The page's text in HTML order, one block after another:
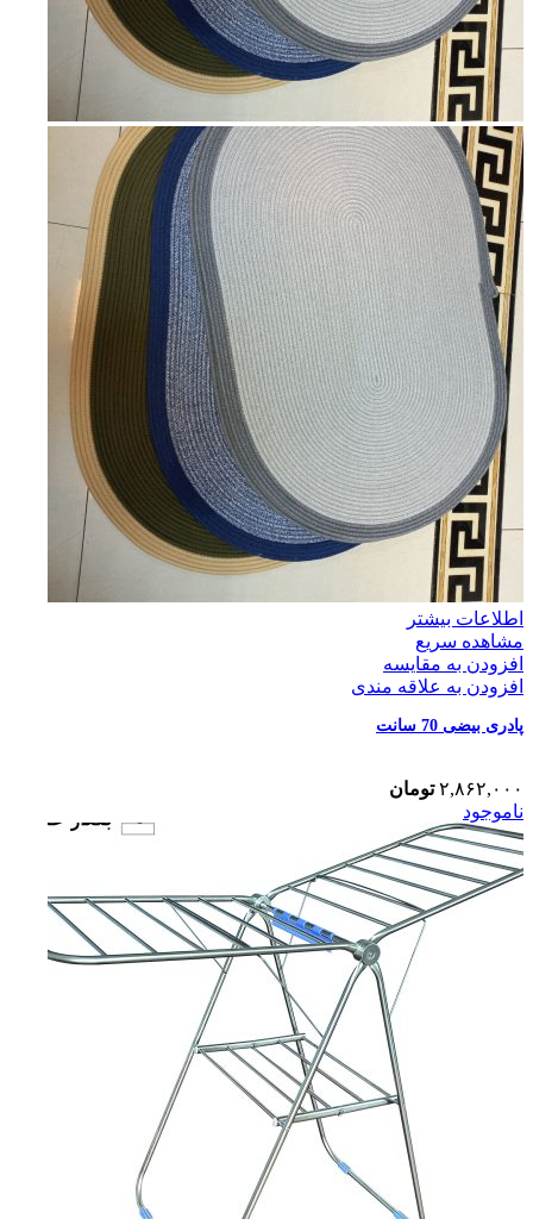
اطلاعات بیشتر
مشاهده سریع
افزودن به مقایسه
افزودن به علاقه مندی
پادری بیضی 70 سانت
۲,۸۶۲,۰۰۰ تومان
ناموجود